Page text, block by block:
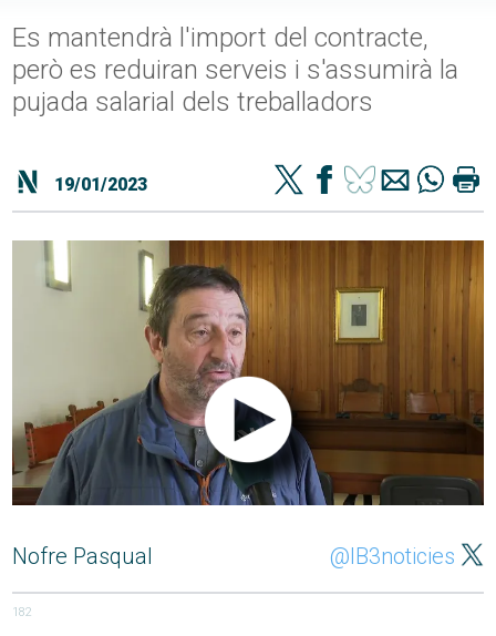
Es mantendrà l'import del contracte,
però es reduiran serveis i s'assumirà la
pujada salarial dels treballadors
19/01/2023
Nofre Pasqual @IB3noticies
182